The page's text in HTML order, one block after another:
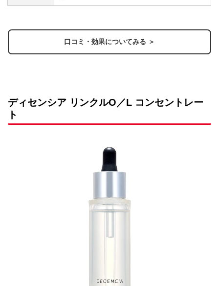
口コミ・効果についてみる ＞
ディセンシア リンクルO／L コンセントレー
ト